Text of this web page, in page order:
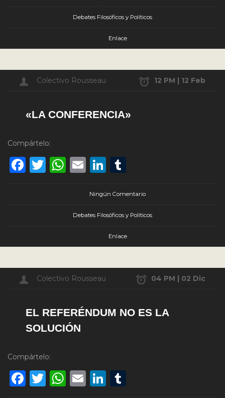
Debates Filosóficos y Políticos
Enlace
Colectivo Rousseau 12 PM | 12 Feb
«LA CONFERENCIA»
Compártelo:
Facebook
Twitter
WhatsApp
EmailLinkedIn
Ningún Comentario
Debates Filosóficos y Políticos
Enlace
Colectivo Rousseau 04 PM | 02 Dic
EL REFERÉNDUM NO ES LA
SOLUCIÓN
Compártelo:
Facebook
Twitter
WhatsApp
EmailLinkedIn